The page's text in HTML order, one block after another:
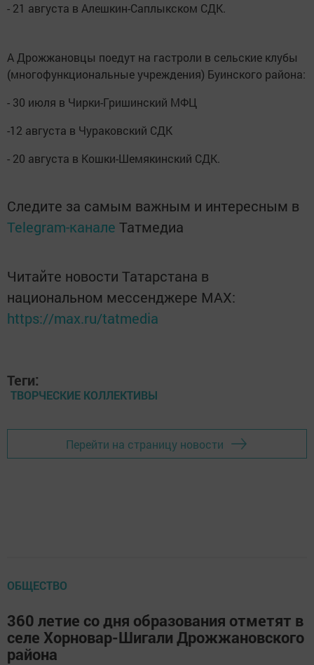
- 21 августа в Алешкин-Саплыкском СДК.
А Дрожжановцы поедут на гастроли в сельские клубы
(многофункциональные учреждения) Буинского района:
- 30 июля в Чирки-Гришинский МФЦ
-12 августа в Чураковский СДК
- 20 августа в Кошки-Шемякинский СДК.
Следите за самым важным и интересным в
Telegram-канале Татмедиа
Читайте новости Татарстана в
национальном мессенджере MАХ:
https://max.ru/tatmedia
Теги:
ТВОРЧЕСКИЕ КОЛЛЕКТИВЫ
Перейти на страницу новости
ОБЩЕСТВО
360 летие со дня образования отметят в
селе Хорновар-Шигали Дрожжановского
района